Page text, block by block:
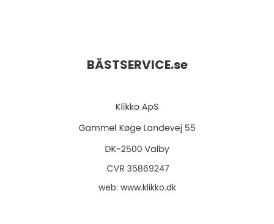
BÄSTSERVICE.se
web: www.klikko.dk